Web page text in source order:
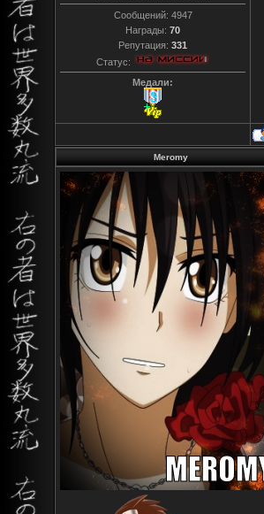
Сообщений: 4947
Награды: 70
Репутация: 331
Статус:
Медали:
Meromy